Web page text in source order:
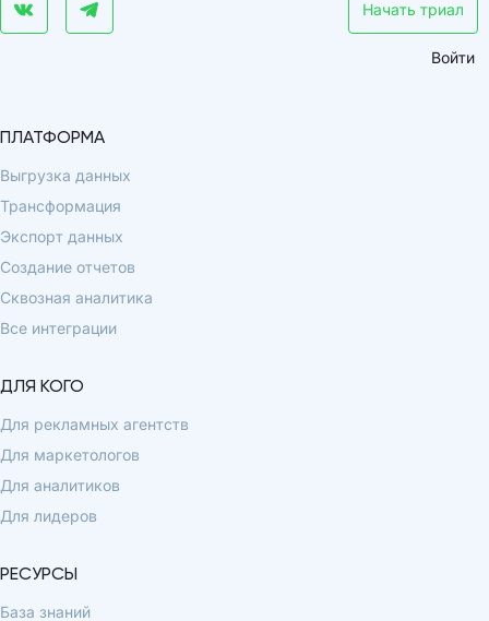
Начать триал
Войти
ПЛАТФОРМА
Выгрузка данных
Трансформация
Экспорт данных
Создание отчетов
Сквозная аналитика
Все интеграции
ДЛЯ КОГО
Для рекламных агентств
Для маркетологов
Для аналитиков
Для лидеров
РЕСУРСЫ
База знаний